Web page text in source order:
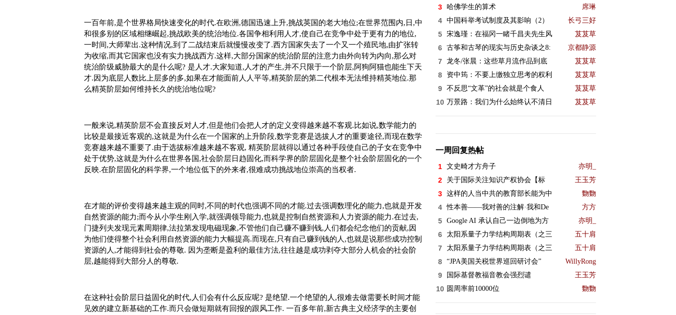
一百年前,是个世界格局快速变化的时代.在欧洲,德国迅速上升,挑战英国的老大地位;在世界范围内,日,中
和很多别的区域相继崛起,挑战欧美的统治地位.各国争相利用人才,使自己在竞争中处于更有力的地位,
一时间,大师辈出.这种情况,到了二战结束后就慢慢改变了.西方国家失去了一个又一个殖民地,由扩张转
为收缩,而其它国家也没有实力挑战西方.这样,大部分国家的统治阶层的注意力由外向转为内向,那么对
统治阶级威胁最大的是什么呢? 是人才.大家知道,人才的产生,并不只限于一个阶层,阿狗阿猫也能生下天
才.因为底层人数比上层多的多,如果在才能面前人人平等,精英阶层的第二代根本无法维持精英地位.那
么精英阶层如何维持长久的统治地位呢?
一般来说,精英阶层不会直接反对人才,但是他们会把人才的定义变得越来越不客观.比如说,数学能力的
比较是最接近客观的,这就是为什么在一个国家的上升阶段,数学竞赛是选拔人才的重要途径,而现在数学
竞赛越来越不重要了.由于选拔标准越来越不客观, 精英阶层就得以通过各种手段使自己的子女在竞争中
处于优势,这就是为什么在世界各国,社会阶层日趋固化,而科学界的阶层固化是整个社会阶层固化的一个
反映.在阶层固化的科学界,一个地位低下的外来者,很难成功挑战地位崇高的当权者.
在才能的评价变得越来越主观的同时,不同的时代也强调不同的才能.过去强调数理化的能力,也就是开发
自然资源的能力;而今从小学生刚入学,就强调领导能力,也就是控制自然资源和人力资源的能力.在过去,
门捷列夫发现元素周期律,法拉第发现电磁现象,不管他们自己赚不赚到钱,人们都会纪念他们的贡献,因
为他们使得整个社会利用自然资源的能力大幅提高.而现在,只有自己赚到钱的人,也就是说那些成功控制
资源的人,才能得到社会的尊敬. 因为垄断是盈利的最佳方法,往往越是成功剥夺大部分人机会的社会阶
层,越能得到大部分人的尊敬.
在这种社会阶层日益固化的时代,人们会有什么反应呢? 是绝望.一个绝望的人,很难去做需要长时间才能
见效的建立新基础的工作.而只会做短期就有回报的跟风工作. 一百多年前,新古典主义经济学的主要创
3 哈佛学生的算术 席琳
4 中国科举考试制度及其影响（2） 长弓三好
5 宋逸瑾：在福冈一睹千昌夫先生风 芨芨草
6 古筝和古琴的现实与历史杂谈之8: 京都静源
7 龙冬/张晨：这些草月流作品到底 芨芨草
8 资中筠：不要上缴独立思考的权利 芨芨草
9 不反思“文革”的社会就是个食人 芨芨草
10 万景路：我们为什么始终认不清日 芨芨草
一周回复热帖
1 文史畸才方舟子 亦明_
2 关于国际关注知识产权协会【标 王玉芳
3 这样的人当中共的教育部长能为中 覅覅
4 性本善——我对善的注解·我和De 方方
5 Google AI 承认自己一边倒地为方 亦明_
6 太阳系量子力学结构周期表（之三 五十肩
7 太阳系量子力学结构周期表（之三 五十肩
8 “JPA美国关税世界巡回研讨会” WillyRong
9 国际基督教福音教会强烈谴 王玉芳
10 圆周率前10000位 覅覅